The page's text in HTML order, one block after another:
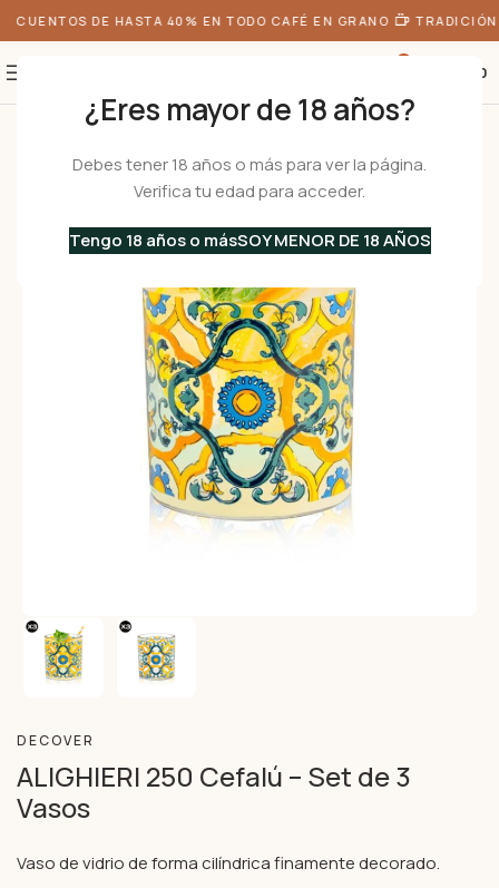
¿Eres mayor de 18 años?
Debes tener 18 años o más para ver la página.
Verifica tu edad para acceder.
Tengo 18 años o másSOY MENOR DE 18 AÑOS
DE HASTA 40% EN TODO CAFÉ EN GRANO TRADICIÓN
0.00
ALIGHIERI 250 Cefalú – Set de 3 Vasos
DECOVER
ALIGHIERI 250 Cefalú – Set de 3
Vasos
Vaso de vidrio de forma cilíndrica finamente decorado.